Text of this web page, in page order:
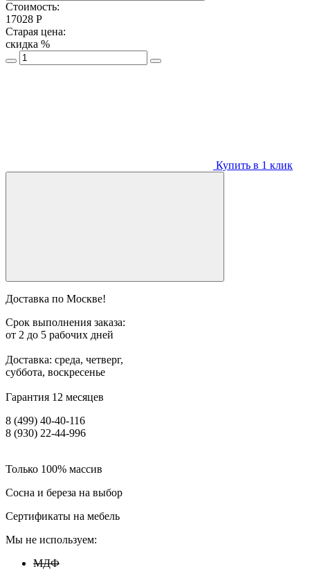
Стоимость:
17028 Р
Старая цена:
скидка %
Купить в 1 клик
Доставка по Москве!
Срок выполнения заказа:
от 2 до 5 рабочих дней
Доставка: среда, четверг,
суббота, воскресенье
Гарантия 12 месяцев
8 (499) 40-40-116
8 (930) 22-44-996
Только 100% массив
Сосна и береза на выбор
Сертификаты на мебель
Мы не используем:
МДФ